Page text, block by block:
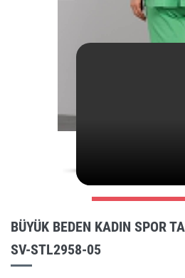
BÜYÜK BEDEN KADIN SPOR
SV-STL2958-05